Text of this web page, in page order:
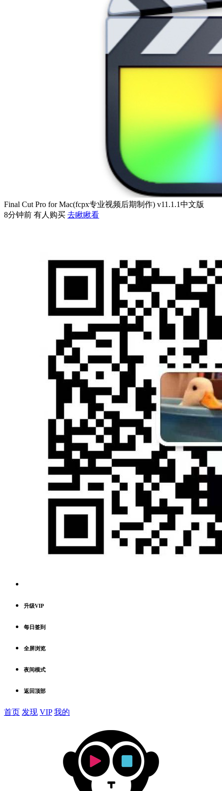
Final Cut Pro for Mac(fcpx专业视频后期制作) v11.1.1中文版
8分钟前 有人购买 去瞅瞅看
升级VIP
每日签到
全屏浏览
夜间模式
返回顶部
首页 发现 VIP 我的